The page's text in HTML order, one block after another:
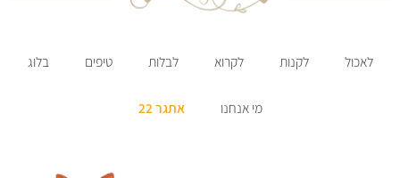
לאכול לקנות לקרוא לבלות טיפים בלוג
מי אנחנו אתגר 22